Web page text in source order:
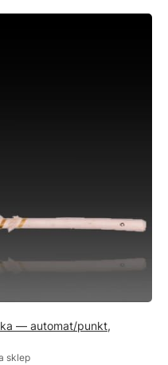
— automat/punkt,
sklep